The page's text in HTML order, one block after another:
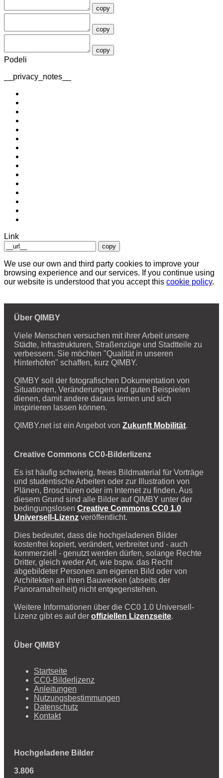
copy
copy
copy
Podeli
__privacy_notes__
Link
copy
We use our own and third party cookies to improve your
browsing experience and our services. If you continue using
our website is understood that you accept this cookie policy.
Über QIMBY
Viele Menschen versuchen mit ihrer Arbeit unsere
Städte, Infrastrukturen, Straßenzüge und Stadtteile zu
verbessern. Sie möchten "Qualität in unseren
Hinterhöfen" schaffen, kurz QIMBY.
QIMBY soll der fotografischen Dokumentation von
Situationen, Veränderungen und guten Beispielen
dienen, damit andere daraus lernen und sich
inspirieren lassen können.
QIMBY.net ist ein Angebot von Zukunft Mobilität.
Creative Commons CC0-Bilderlizenz
Es ist häufig schwierig, freies Bildmaterial für Vorträge
und studentische Arbeiten oder zur Illustration von
Plänen, Broschüren oder im Internet zu finden. Aus
diesem Grund sind alle Bilder auf QIMBY unter der
bedingungslosen Creative Commons CC0 1.0
Universell-Lizenz veröffentlicht.
Dies bedeutet, dass die hochgeladenen Bilder
kostenfrei kopiert, verändert, verbreitet und - auch
kommerziell - genutzt werden dürfen, solange Rechte
Dritter, gleich weder Art, wie bspw. das Recht
abgebildeter Personen am eigenen Bild oder von
Architekten an ihren Bauwerken (abseits der
Panoramafreiheit) nicht entgegenstehen.
Weitere Informationen über die CC0 1.0 Universell-
Lizenz gibt es auf der offiziellen Lizenzseite.
Über QIMBY
Startseite
CC0-Bilderlizenz
Anleitungen
Nutzungsbestimmungen
Datenschutz
Kontakt
Hochgeladene Bilder
3.806